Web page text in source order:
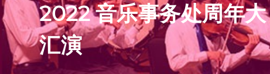
2022 音乐事务处周年大
汇演